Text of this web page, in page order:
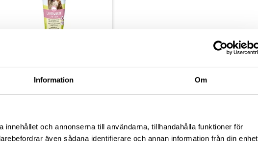
Information Om
och annonserna till användarna, tillhandahålla funktioner för
även sådana identifierare och annan information från din enhet
Tubidog Belöningsgodis på
tub - Leverpaté delikatess
Utan tillsatt socker